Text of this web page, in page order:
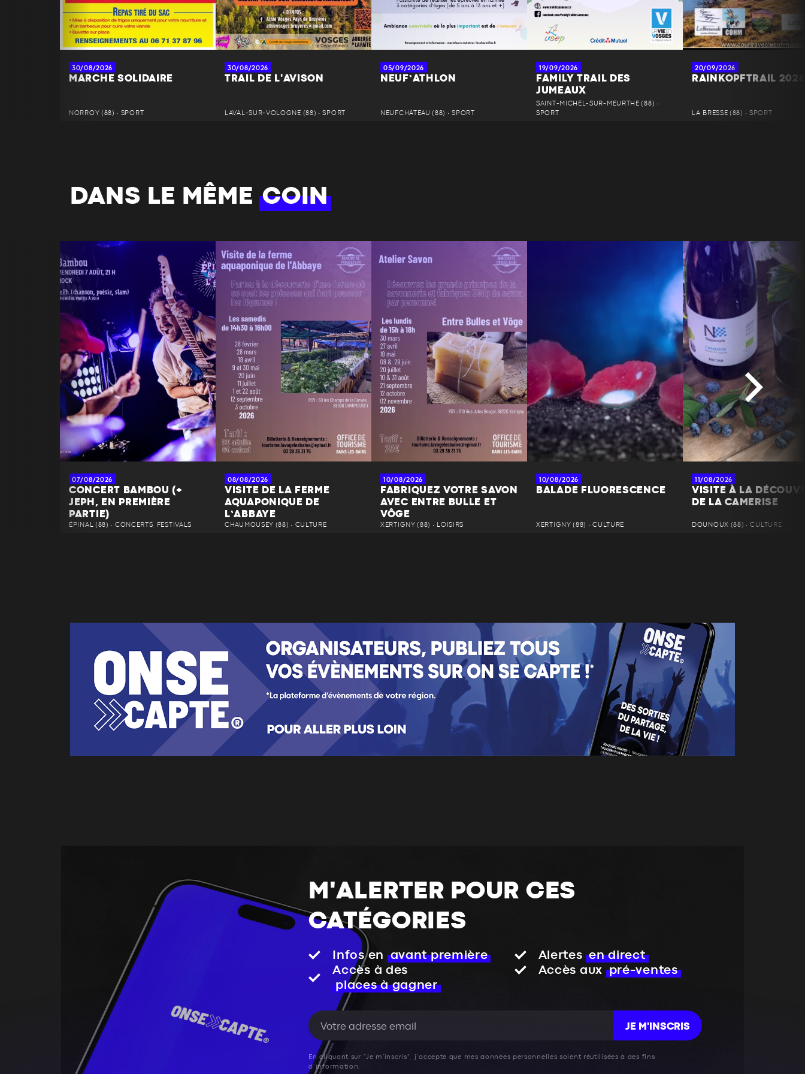
30/08/2026
MARCHE SOLIDAIRE
NORROY (88) • SPORT
30/08/2026
TRAIL DE L'AVISON
LAVAL-SUR-VOLOGNE (88) • SPORT
05/09/2026
NEUF’ATHLON
NEUFCHÂTEAU (88) • SPORT
19/09/2026
FAMILY TRAIL DES
JUMEAUX
SAINT-MICHEL-SUR-MEURTHE (88) •
SPORT
20/09/2026
RAINKOPFTRAIL 2026
LA BRESSE (88) • SPORT
DANS LE MÊMECOIN
07/08/2026
CONCERT BAMBOU (+
JEPH, EN PREMIÈRE
PARTIE)
ÉPINAL (88) • CONCERTS, FESTIVALS
08/08/2026
VISITE DE LA FERME
AQUAPONIQUE DE
L’ABBAYE
CHAUMOUSEY (88) • CULTURE
10/08/2026
FABRIQUEZ VOTRE SAVON
AVEC ENTRE BULLE ET
VÔGE
XERTIGNY (88) • LOISIRS
10/08/2026
BALADE FLUORESCENCE
XERTIGNY (88) • CULTURE
11/08/2026
VISITE À LA
DE LA CAMERISE
DOUNOUX (88) • CULTURE
M'ALERTER POUR CES
CATÉGORIES
Infos en avant première Alertes en direct
Accès à des
places à gagner
Accès aux pré-ventes
JE M'INSCRIS
En cliquant sur "Je m'inscris", j’accepte que mes données personnelles soient réutilisées à des fins
d’information.